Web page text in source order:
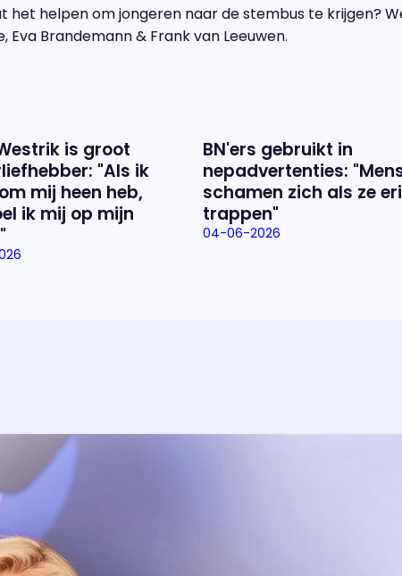
het helpen om jongeren naar de stembus te krijgen?
Eva Brandemann & Frank van Leeuwen.
is groot
"Als ik
mij heen heb,
ik mij op mijn
BN'ers gebruikt in
nepadvertenties:
schamen zich als ze
trappen"
04-06-2026